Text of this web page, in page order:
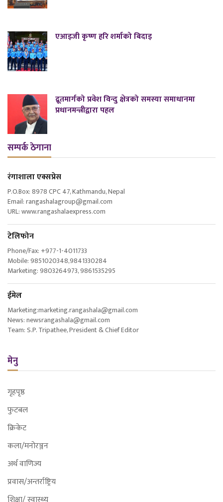
एआइजी कृष्ण हरि शर्माको बिदाइ
द्रूतमार्गको प्रवेश विन्दु क्षेत्रको समस्या समाधानमा
प्रधानमन्त्रीद्वारा पहल
सम्पर्क ठेगाना
रंगाशाला एक्सप्रेस
P.O.Box: 8978 CPC 47, Kathmandu, Nepal
Email: rangashalagroup@gmail.com
URL: www.rangashalaexpress.com
टेलिफोन
Phone/Fax: +977-1-4011733
Mobile: 9851020348,9841330284
Marketing: 9803264973, 9861535295
ईमेल
Marketing:marketing.rangashala@gmail.com
News: newsrangashala@gmail.com
Team: S.P. Tripathee, President & Chief Editor
मेनु
गृहपृष्ठ
फुटबल
क्रिकेट
कला/मनोरञ्जन
अर्थ वाणिज्य
प्रवास/अन्तर्राष्ट्रिय